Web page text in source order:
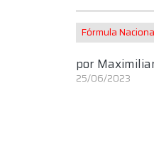
Fórmula
por
25/06/2023